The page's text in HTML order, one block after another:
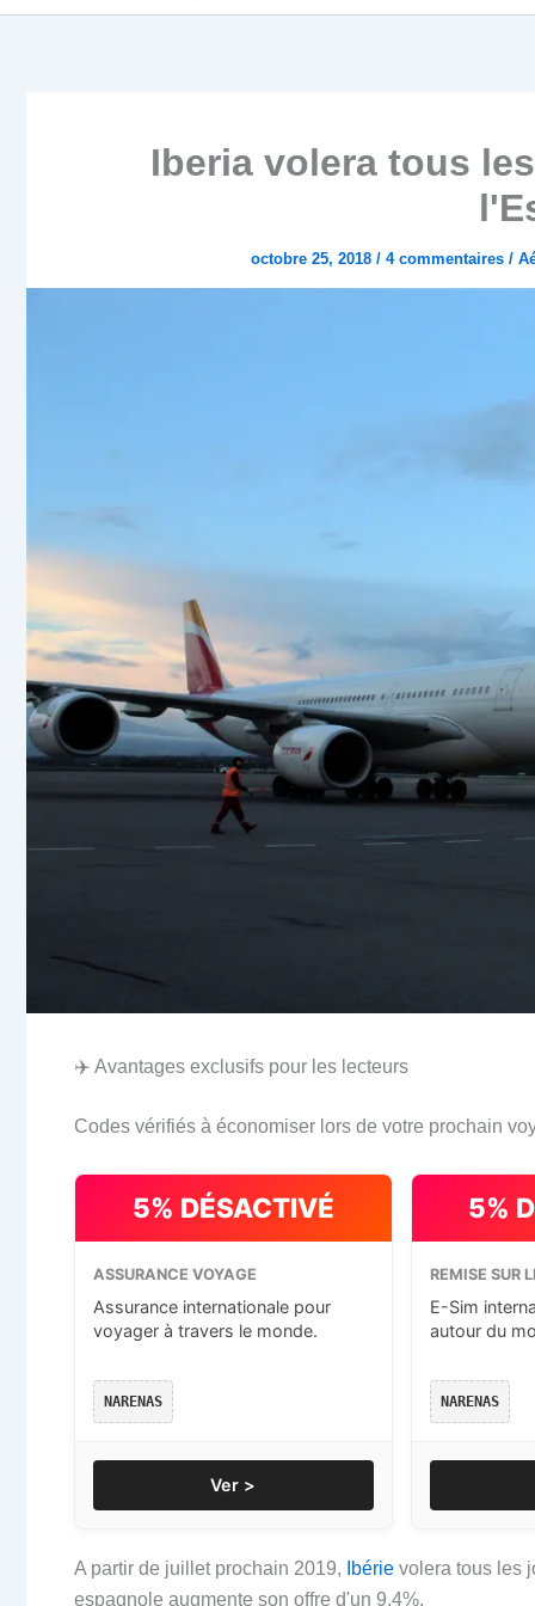
Iberia volera tous
octobre 25, 2018 / 4 commentaires /
✈️ Avantages exclusifs pour les lecteurs
Codes vérifiés à économiser lors de votre prochain
5% DÉSACTIVÉ
ASSURANCE VOYAGE
Assurance internationale pour
voyager à travers le monde.
NARENAS
Ver >
5%
REMISE SUR
E-Sim
autour du
NARENAS
A partir de juillet prochain 2019, Ibérie volera tous les
espagnole augmente son offre d'un 9,4%.